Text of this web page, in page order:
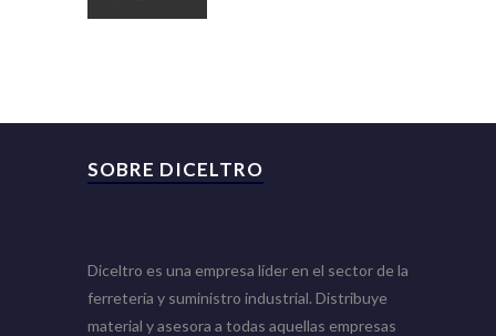
SOBRE DICELTRO
Diceltro es una empresa líder en el sector de la
ferretería y suministro industrial. Distribuye
material y asesora a todas aquellas empresas